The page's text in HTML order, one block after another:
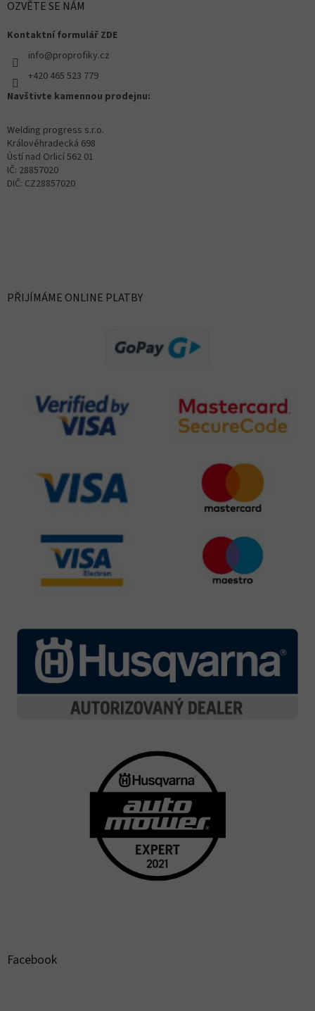
OZVĚTE SE NÁM
Kontaktní formulář ZDE
info@proprofiky.cz
+420 465 523 779
Navštivte kamennou prodejnu:
Welding progress s.r.o.
Královéhradecká 698
Ústí nad Orlicí 562 01
IČ: 28857020
DIČ: CZ28857020
PŘIJÍMÁME ONLINE PLATBY
Facebook